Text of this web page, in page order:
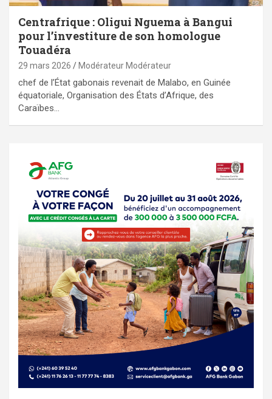
Centrafrique : Oligui Nguema à Bangui
pour l’investiture de son homologue
Touadéra
29 mars 2026 Modérateur Modérateur
chef de l’État gabonais revenait de Malabo, en Guinée
équatoriale, Organisation des États d’Afrique, des
Caraïbes…